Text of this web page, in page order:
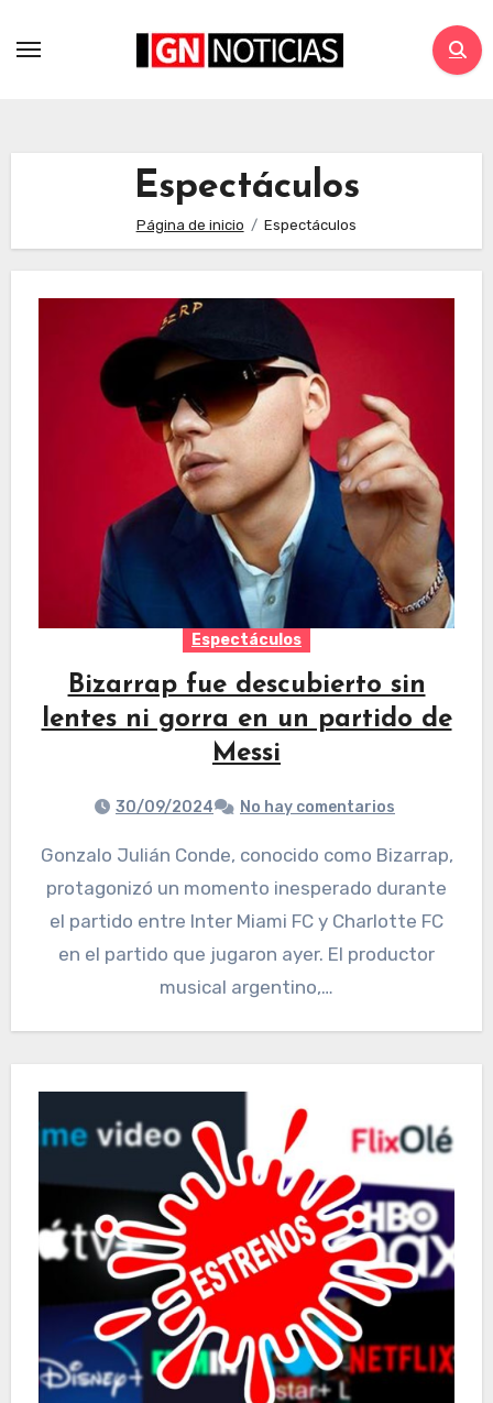
Espectáculos
Página de inicio Espectáculos
Espectáculos
Bizarrap fue descubierto sin
lentes ni gorra en un partido de
Messi
30/09/2024 No hay comentarios
Gonzalo Julián Conde, conocido como Bizarrap,
protagonizó un momento inesperado durante
el partido entre Inter Miami FC y Charlotte FC
en el partido que jugaron ayer. El productor
musical argentino,…